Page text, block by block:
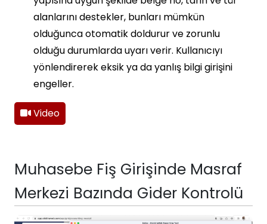
alanlarını destekler, bunları mümkün
olduğunca otomatik doldurur ve zorunlu
olduğu durumlarda uyarı verir. Kullanıcıyı
yönlendirerek eksik ya da yanlış bilgi girişini
engeller.
Video
Muhasebe Fiş Girişinde Masraf
Merkezi Bazında Gider Kontrolü